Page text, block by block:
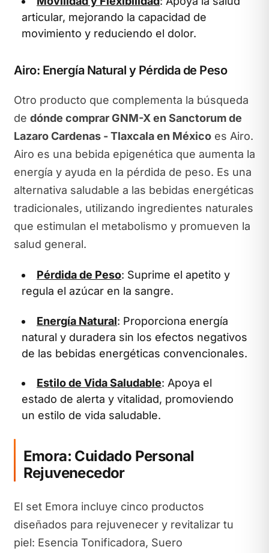
articular, mejorando la capacidad de
movimiento y reduciendo el dolor.
Airo: Energía Natural y Pérdida de Peso
Otro producto que complementa la búsqueda
de dónde comprar GNM-X en Sanctorum de
Lazaro Cardenas - Tlaxcala en Méxicoes Airo.
Airo es una bebida epigenética que aumenta la
energía y ayuda en la pérdida de peso. Es una
alternativa saludable a las bebidas energéticas
tradicionales, utilizando ingredientes naturales
que estimulan el metabolismo y promueven la
salud general.
Pérdida de Peso: Suprime el apetito y
regula el azúcar en la sangre.
Energía Natural: Proporciona energía
natural y duradera sin los efectos negativos
de las bebidas energéticas convencionales.
Estilo de Vida Saludable: Apoya el
estado de alerta y vitalidad, promoviendo
un estilo de vida saludable.
Emora: Cuidado Personal
Rejuvenecedor
El set Emora incluye cinco productos
diseñados para rejuvenecer y revitalizar tu
piel: Esencia Tonificadora, Suero